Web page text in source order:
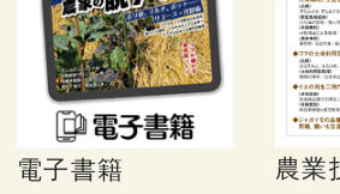
電子書籍
農業